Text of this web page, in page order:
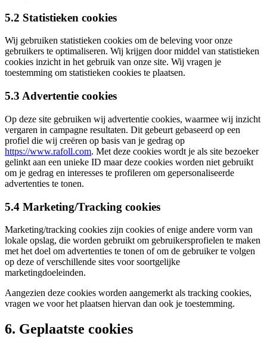
5.2 Statistieken cookies
Wij gebruiken statistieken cookies om de beleving voor onze
gebruikers te optimaliseren. Wij krijgen door middel van statistieken
cookies inzicht in het gebruik van onze site. Wij vragen je
toestemming om statistieken cookies te plaatsen.
5.3 Advertentie cookies
Op deze site gebruiken wij advertentie cookies, waarmee wij inzicht
vergaren in campagne resultaten. Dit gebeurt gebaseerd op een
profiel die wij creëren op basis van je gedrag op
https://www.rafoll.com. Met deze cookies wordt je als site bezoeker
gelinkt aan een unieke ID maar deze cookies worden niet gebruikt
om je gedrag en interesses te profileren om gepersonaliseerde
advertenties te tonen.
5.4 Marketing/Tracking cookies
Marketing/tracking cookies zijn cookies of enige andere vorm van
lokale opslag, die worden gebruikt om gebruikersprofielen te maken
met het doel om advertenties te tonen of om de gebruiker te volgen
op deze of verschillende sites voor soortgelijke
marketingdoeleinden.
Aangezien deze cookies worden aangemerkt als tracking cookies,
vragen we voor het plaatsen hiervan dan ook je toestemming.
6. Geplaatste cookies